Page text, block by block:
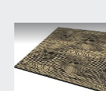
Каталог